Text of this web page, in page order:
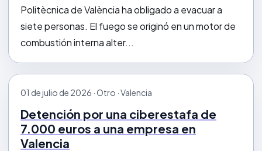
Politècnica de València ha obligado a evacuar a
siete personas. El fuego se originó en un motor de
combustión interna alter...
01 de julio de 2026 · Otro · Valencia
Detención por una ciberestafa de
7.000 euros a una empresa en
Valencia